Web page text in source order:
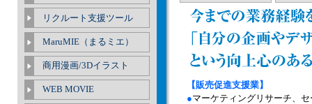
リクルート支援ツール
MaruMIE（まるミエ）
商用漫画/3Dイラスト
WEB MOVIE
【販売促進支援業】
●マーケティングリサーチ、